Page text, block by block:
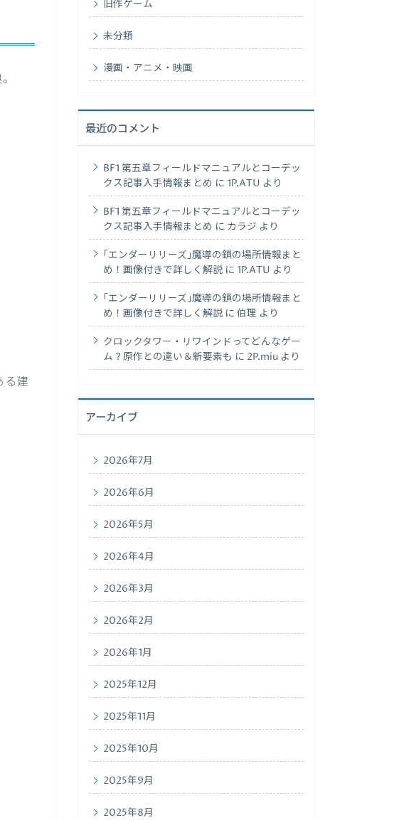
る建
旧作ゲーム
未分類
漫画・アニメ・映画
最近のコメント
BF1 第五章フィールドマニュアルとコーデッ
クス記事入手情報まとめ に1P.ATU より
BF1 第五章フィールドマニュアルとコーデッ
クス記事入手情報まとめ に カラジ より
｢エンダーリリーズ｣魔導の鎖の場所情報まと
め！画像付きで詳しく解説 に1P.ATU より
｢エンダーリリーズ｣魔導の鎖の場所情報まと
め！画像付きで詳しく解説 に伯理 より
クロックタワー・リワインドってどんなゲー
ム？原作との違い＆新要素も に 2P.miu より
アーカイブ
2026年7月
2026年6月
2026年5月
2026年4月
2026年3月
2026年2月
2026年1月
2025年12月
2025年11月
2025年10月
2025年9月
2025年8月